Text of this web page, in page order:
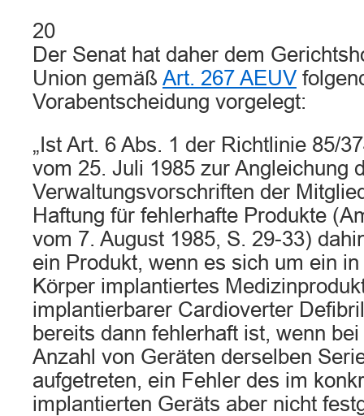
20
Der Senat hat daher dem
Union gemäß Art. 267 AEUV
Vorabentscheidung vorgelegt:
„Ist Art. 6 Abs. 1 der Richtlinie 85/
vom 25. Juli 1985 zur Angleichung
Verwaltungsvorschriften der
Haftung für fehlerhafte Produkte
vom 7. August 1985, S. 29-33)
ein Produkt, wenn es sich um ein
Körper implantiertes
implantierbarer Cardioverter
bereits dann fehlerhaft ist, wenn
Anzahl von Geräten derselben
aufgetreten, ein Fehler des im
implantierten Geräts aber nicht